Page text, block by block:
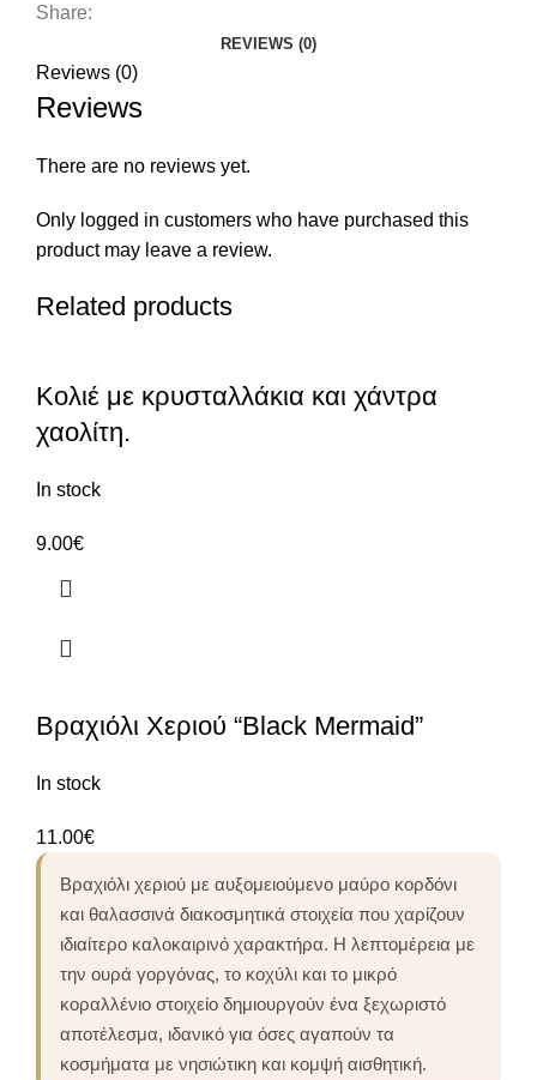
Share:
REVIEWS (0)
Reviews (0)
Reviews
There are no reviews yet.
Only logged in customers who have purchased this
product may leave a review.
Related products
Κολιέ με κρυσταλλάκια και χάντρα
χαολίτη.
In stock
9.00€
Βραχιόλι Χεριού “Black Mermaid”
In stock
11.00€
Βραχιόλι χεριού με αυξομειούμενο μαύρο κορδόνι
και θαλασσινά διακοσμητικά στοιχεία που χαρίζουν
ιδιαίτερο καλοκαιρινό χαρακτήρα. Η λεπτομέρεια με
την ουρά γοργόνας, το κοχύλι και το μικρό
κοραλλένιο στοιχείο δημιουργούν ένα ξεχωριστό
αποτέλεσμα, ιδανικό για όσες αγαπούν τα
κοσμήματα με νησιώτικη και κομψή αισθητική.